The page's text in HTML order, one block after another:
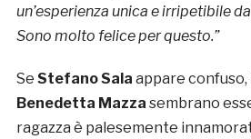
un’esperienza unica e irripetibile
Sono molto felice per questo.”
Se Stefano Sala appare
Benedetta Mazza sembrano
ragazza è palesemente